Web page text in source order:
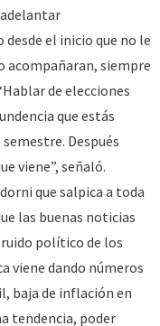
el inicio que no le
acompañaran, siempre
de elecciones
que estás
Después
viene”, señaló.
que salpica a toda
las buenas noticias
político de los
viene dando números
baja de inflación en
tendencia, poder